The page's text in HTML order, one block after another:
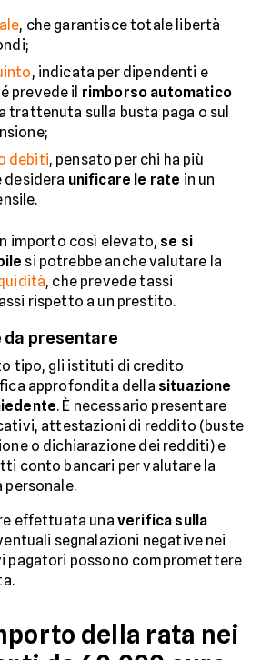
, che garantisce totale libertà
, indicata per dipendenti e
prevede il rimborso automatico
trattenuta sulla busta paga o sul
debiti, pensato per chi ha più
desidera unificare le rate in un
importo così elevato, se si
si potrebbe anche valutare la
, che prevede tassi
rispetto a un prestito.
da presentare
tipo, gli istituti di credito
approfondita della situazione
. È necessario presentare
attestazioni di reddito (buste
o dichiarazione dei redditi) e
conto bancari per valutare la
personale.
effettuata una verifica sulla
segnalazioni negative nei
pagatori possono compromettere
della rata nei